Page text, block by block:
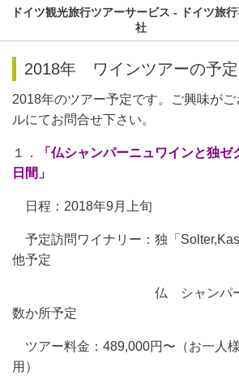
ドイツ観光旅行ツアーサービス - ドイツ旅
社
2018年 ワインツアーの予定
2018年のツアー予定です。ご興味が
ルにてお問合せ下さい。
１．
「仏シャンパーニュワインと独
日間」
日程：2018年9月上旬
予定訪問ワイナリー：独「
他予定
仏 シャンパーニュ
数か所予定
ツアー料金：489,000円〜（お一人
用）